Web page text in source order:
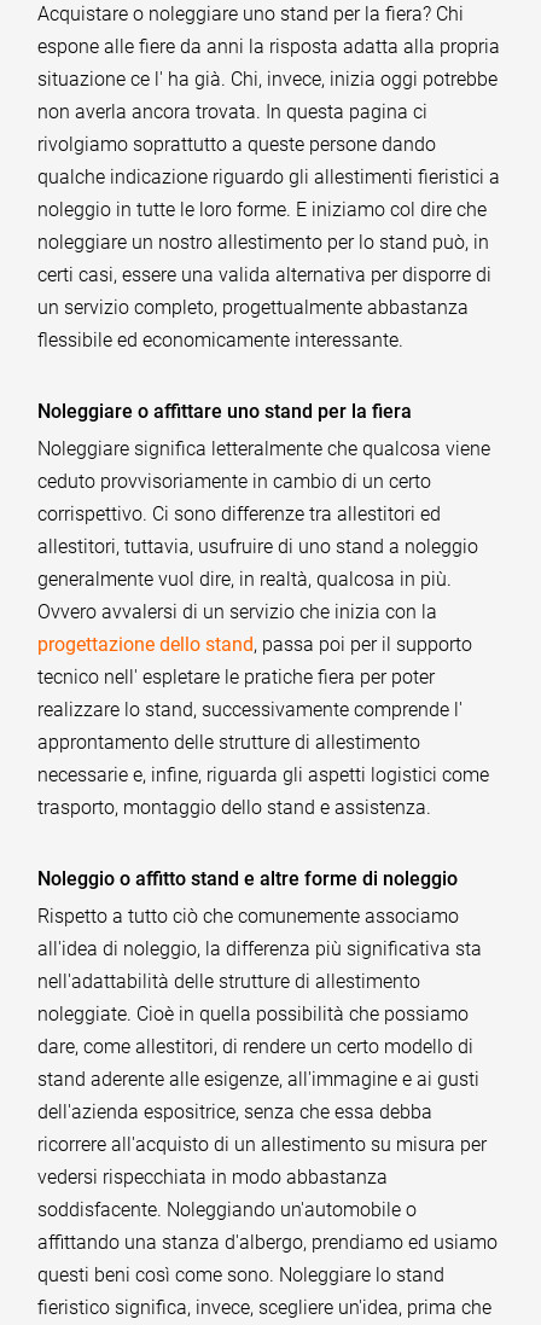
Acquistare o noleggiare uno stand per la fiera? Chi
espone alle fiere da anni la risposta adatta alla propria
situazione ce l' ha già. Chi, invece, inizia oggi potrebbe
non averla ancora trovata. In questa pagina ci
rivolgiamo soprattutto a queste persone dando
qualche indicazione riguardo gli allestimenti fieristici a
noleggio in tutte le loro forme. E iniziamo col dire che
noleggiare un nostro allestimento per lo stand può, in
certi casi, essere una valida alternativa per disporre di
un servizio completo, progettualmente abbastanza
flessibile ed economicamente interessante.
Noleggiare o affittare uno stand per la fiera
Noleggiare significa letteralmente che qualcosa viene
ceduto provvisoriamente in cambio di un certo
corrispettivo. Ci sono differenze tra allestitori ed
allestitori, tuttavia, usufruire di uno stand a noleggio
generalmente vuol dire, in realtà, qualcosa in più.
Ovvero avvalersi di un servizio che inizia con la
progettazione dello stand, passa poi per il supporto
tecnico nell' espletare le pratiche fiera per poter
realizzare lo stand, successivamente comprende l'
approntamento delle strutture di allestimento
necessarie e, infine, riguarda gli aspetti logistici come
trasporto, montaggio dello stand e assistenza.
Noleggio o affitto stand e altre forme di noleggio
Rispetto a tutto ciò che comunemente associamo
all'idea di noleggio, la differenza più significativa sta
nell'adattabilità delle strutture di allestimento
noleggiate. Cioè in quella possibilità che possiamo
dare, come allestitori, di rendere un certo modello di
stand aderente alle esigenze, all'immagine e ai gusti
dell'azienda espositrice, senza che essa debba
ricorrere all'acquisto di un allestimento su misura per
vedersi rispecchiata in modo abbastanza
soddisfacente. Noleggiando un'automobile o
affittando una stanza d'albergo, prendiamo ed usiamo
questi beni così come sono. Noleggiare lo stand
fieristico significa, invece, scegliere un'idea, prima che